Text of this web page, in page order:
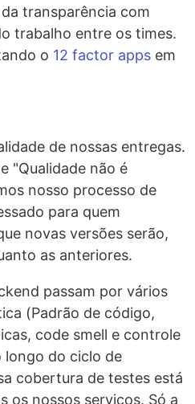
transparência com
trabalho entre os times.
o 12 factor apps em
de nossas entregas.
"Qualidade não é
nosso processo de
para quem
novas versões serão,
as anteriores.
passam por vários
(Padrão de código,
code smell e controle
longo do ciclo de
cobertura de testes está
os nossos serviços. Só a